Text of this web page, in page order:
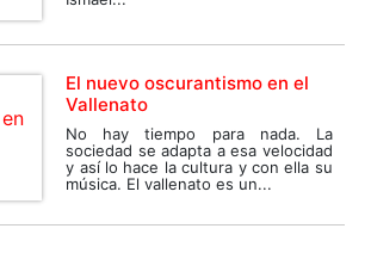
El nuevo oscurantismo en el
Vallenato
No hay tiempo para nada. La
sociedad se adapta a esa velocidad
y así lo hace la cultura y con ella su
música. El vallenato es un...